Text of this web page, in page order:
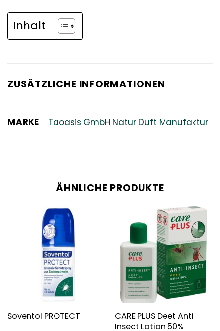
Inhalt
ZUSÄTZLICHE INFORMATIONEN
MARKE Taoasis GmbH Natur Duft Manufaktur
ÄHNLICHE PRODUKTE
Soventol PROTECT
CARE PLUS Deet Anti
Insect Lotion 50%